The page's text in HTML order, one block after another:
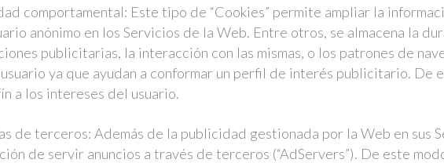
comportamental: Este tipo de “Cookies” permite ampliar la
anónimo en los Servicios de la Web. Entre otros, se almacena la
publicitarias, la interacción con las mismas, o los patrones de
ya que ayudan a conformar un perfil de interés publicitario. De
a los intereses del usuario.
de terceros: Además de la publicidad gestionada por la Web en sus
de servir anuncios a través de terceros (“AdServers”). De este